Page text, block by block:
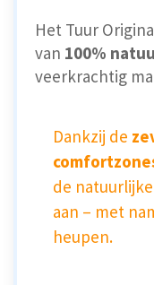
Het Tuur
van 100%
veerkrachtig
Dankzij de
de
aan – met
heupen.